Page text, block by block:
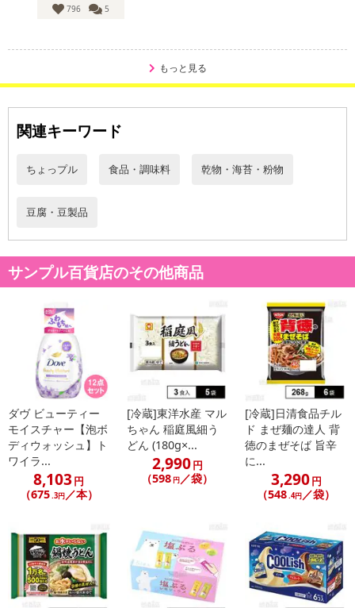
の掲載画像や画像内のバーコードなど、お届け商品と多少異なる場
了により、商品詳細内に記載の原産国・原材料の表記が旧表記の場
※送料はお試し費用に含まれております。
ンクまとめて支払い、楽天ペイ、メルペイ、AEON Pay、Amazon
※予約商品は決済手段ごとに定められた決済期限日にお支払いを完
了することがございます。ご了承いただいたうえでお申し込みくだ
さい。
発送日カレンダー
休業日
その他共通および商品カテゴリー別注意事項（※必ずご確認くだ
さい）
こちらの情報は2026年07月09日 時点での情報となります。
796 5
もっと見る
関連キーワード
ちょっプル 食品・調味料 乾物・海苔・粉物
豆腐・豆製品
サンプル百貨店のその他商品
ダヴ ビューティー
モイスチャー【泡ボ
ディウォッシュ】ト
ワイラ...
8,103円
（675.3円／本）
[冷蔵]東洋水産 マル
ちゃん 稲庭風細う
どん (180g×...
2,990円
（598 円 ／袋）
[冷蔵]日清食品チル
ド まぜ麺の達人 背
徳のまぜそば 旨辛
に...
3,290円
（548.4円 ／袋）